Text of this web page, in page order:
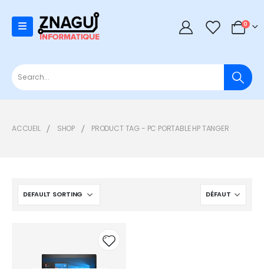
0 0
ACCUEIL SHOP PRODUCT TAG - PC PORTABLE HP TANGER